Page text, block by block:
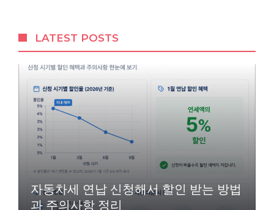
LATEST POSTS
자동차세 연납 신청해서 할인 받는 방법
과 주의사항 정리